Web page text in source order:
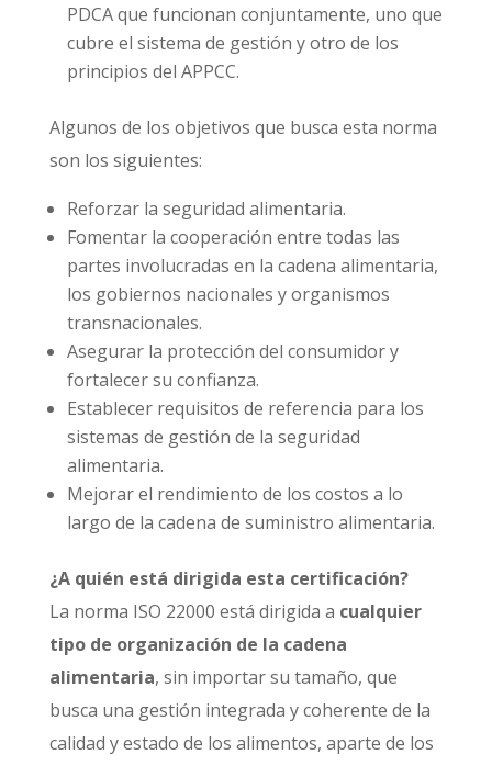
PDCA que funcionan conjuntamente, uno que
cubre el sistema de gestión y otro de los
principios del APPCC.
Algunos de los objetivos que busca esta norma
son los siguientes:
Reforzar la seguridad alimentaria.
Fomentar la cooperación entre todas las
partes involucradas en la cadena alimentaria,
los gobiernos nacionales y organismos
transnacionales.
Asegurar la protección del consumidor y
fortalecer su confianza.
Establecer requisitos de referencia para los
sistemas de gestión de la seguridad
alimentaria.
Mejorar el rendimiento de los costos a lo
largo de la cadena de suministro alimentaria.
¿A quién está dirigida esta certificación?
La norma ISO 22000 está dirigida a cualquier
tipo de organización de la cadena
alimentaria, sin importar su tamaño, que
busca una gestión integrada y coherente de la
calidad y estado de los alimentos, aparte de los